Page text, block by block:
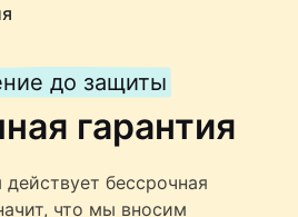
до защиты
гарантия
бессрочная
что мы вносим